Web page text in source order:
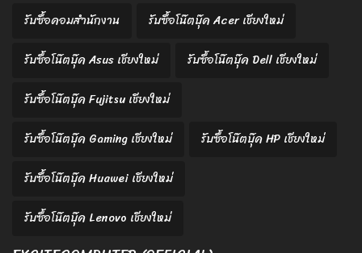
รับซื้อคอมสำนักงาน
รับซื้อโน๊ตบุ๊ค Acer เชียงใหม่
รับซื้อโน๊ตบุ๊ค Asus เชียงใหม่
รับซื้อโน๊ตบุ๊ค Dell เชียงใหม่
รับซื้อโน๊ตบุ๊ค Fujitsu เชียงใหม่
รับซื้อโน๊ตบุ๊ค Gaming เชียงใหม่
รับซื้อโน๊ตบุ๊ค HP เชียงใหม่
รับซื้อโน๊ตบุ๊ค Huawei เชียงใหม่
รับซื้อโน๊ตบุ๊ค Lenovo เชียงใหม่